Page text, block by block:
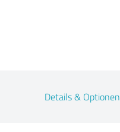
Details & Optionen